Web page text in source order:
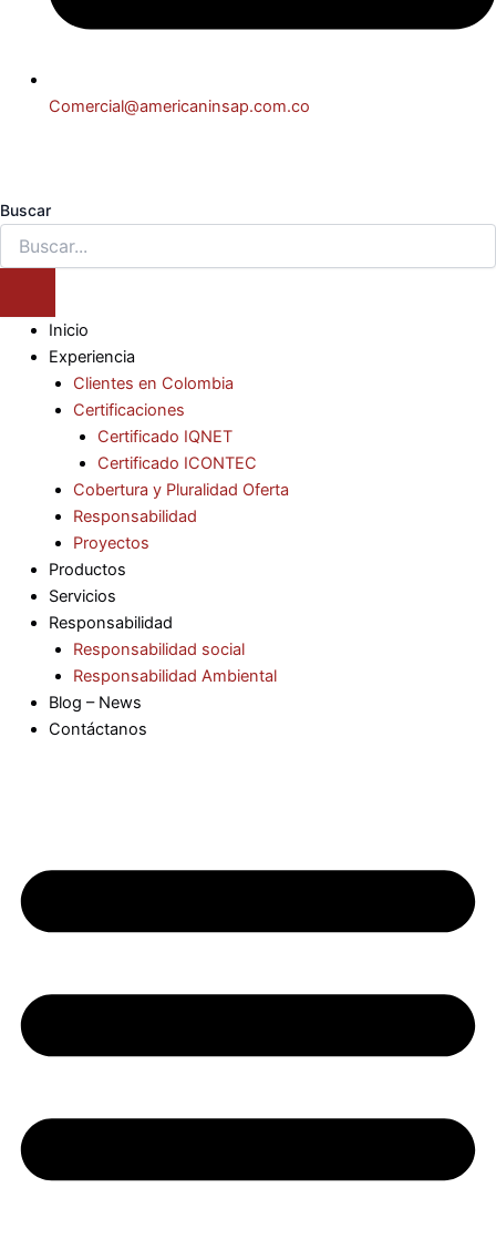
Comercial@americaninsap.com.co
Buscar
Inicio
Experiencia
Clientes en Colombia
Certificaciones
Certificado IQNET
Certificado ICONTEC
Cobertura y Pluralidad Oferta
Responsabilidad
Proyectos
Productos
Servicios
Responsabilidad
Responsabilidad social
Responsabilidad Ambiental
Blog – News
Contáctanos